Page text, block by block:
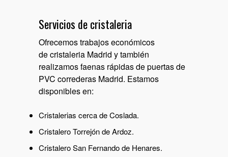
Servicios de cristaleria
Ofrecemos trabajos económicos
decristaleria Madrid y también
realizamos faenas rápidas depuertas de
PVC correderas Madrid. Estamos
disponibles en:
Cristalerias cerca de Coslada.
Cristalero Torrejón de Ardoz.
Cristalero San Fernando de Henares.